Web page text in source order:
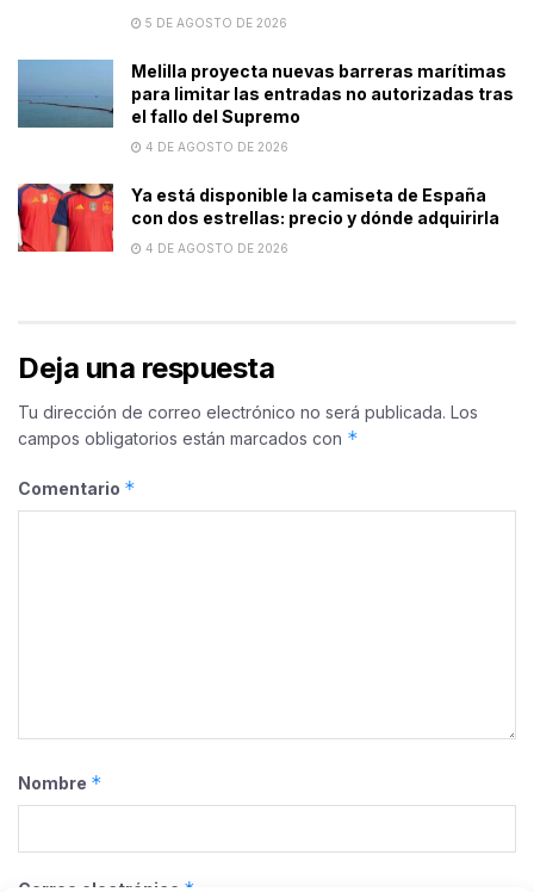
5 DE AGOSTO DE 2026
Melilla proyecta nuevas barreras marítimas
para limitar las entradas no autorizadas tras
el fallo del Supremo
4 DE AGOSTO DE 2026
Ya está disponible la camiseta de España
con dos estrellas: precio y dónde adquirirla
4 DE AGOSTO DE 2026
Deja una respuesta
Tu dirección de correo electrónico no será publicada. Los
campos obligatorios están marcados con *
Comentario *
Nombre *